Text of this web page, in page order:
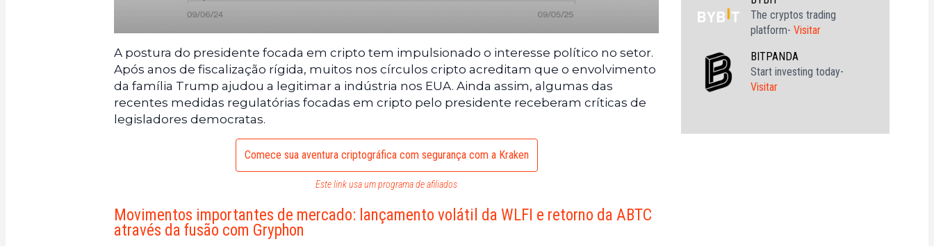
A postura do presidente focada em cripto tem impulsionado o interesse político no setor.
Após anos de fiscalização rígida, muitos nos círculos cripto acreditam que o envolvimento
da família Trump ajudou a legitimar a indústria nos EUA. Ainda assim, algumas das
recentes medidas regulatórias focadas em cripto pelo presidente receberam críticas de
legisladores democratas.
Comece sua aventura criptográfica com segurança com a Kraken
Este link usa um programa de afiliados
Movimentos importantes de mercado: lançamento volátil da WLFI e retorno da ABTC
através da fusão com Gryphon
The cryptos trading
platform- Visitar
BITPANDA
Start investing today-
Visitar